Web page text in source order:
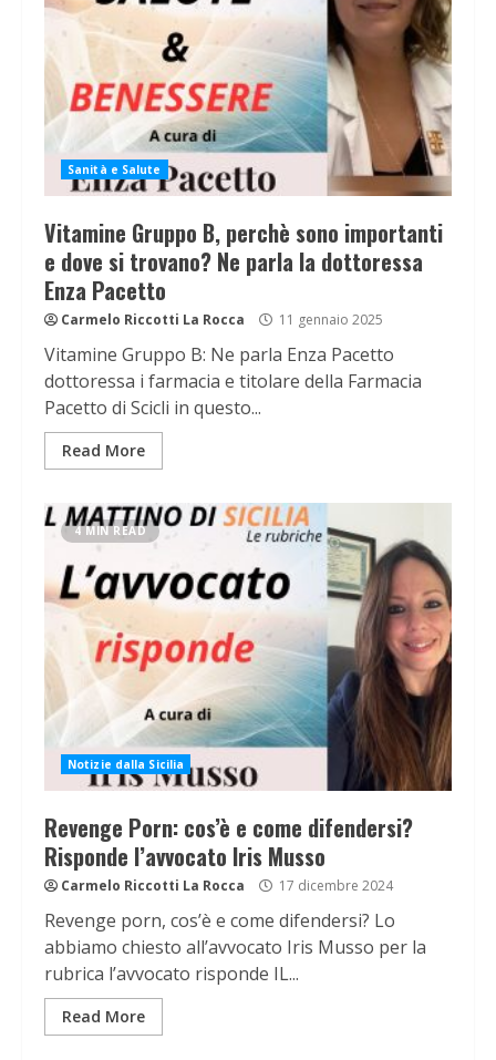
Sanità e Salute
Vitamine Gruppo B, perchè sono importanti
e dove si trovano? Ne parla la dottoressa
Enza Pacetto
Carmelo Riccotti La Rocca 11 gennaio 2025
Vitamine Gruppo B: Ne parla Enza Pacetto
dottoressa i farmacia e titolare della Farmacia
Pacetto di Scicli in questo...
Read More
4 MIN READ
Notizie dalla Sicilia
Revenge Porn: cos’è e come difendersi?
Risponde l’avvocato Iris Musso
Carmelo Riccotti La Rocca 17 dicembre 2024
Revenge porn, cos’è e come difendersi? Lo
abbiamo chiesto all’avvocato Iris Musso per la
rubrica l’avvocato risponde IL...
Read More